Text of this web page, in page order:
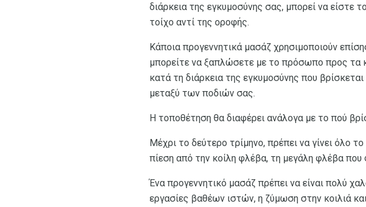
διάρκεια της εγκυμοσύνης σας, μπορεί να είστε
τοίχο αντί της οροφής.
Κάποια προγεννητικά μασάζ χρησιμοποιούν
μπορείτε να ξαπλώσετε με το πρόσωπο προς τα
κατά τη διάρκεια της εγκυμοσύνης που
μεταξύ των ποδιών σας.
Η τοποθέτηση θα διαφέρει ανάλογα με το πού
Μέχρι το δεύτερο τρίμηνο, πρέπει να γίνει όλο
πίεση από την κοίλη φλέβα, τη μεγάλη φλέβα
Ένα προγεννητικό μασάζ πρέπει να είναι πολύ
εργασίες βαθέων ιστών, η ζύμωση στην κοιλιά